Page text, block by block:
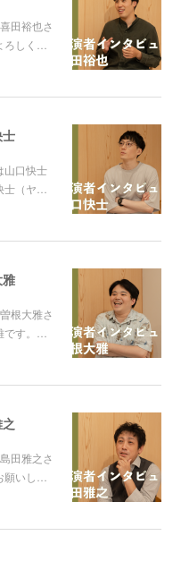
田裕也さ
しく…
山口快士
（ヤ…
根大雅さ
す。…
田雅之さ
いし…